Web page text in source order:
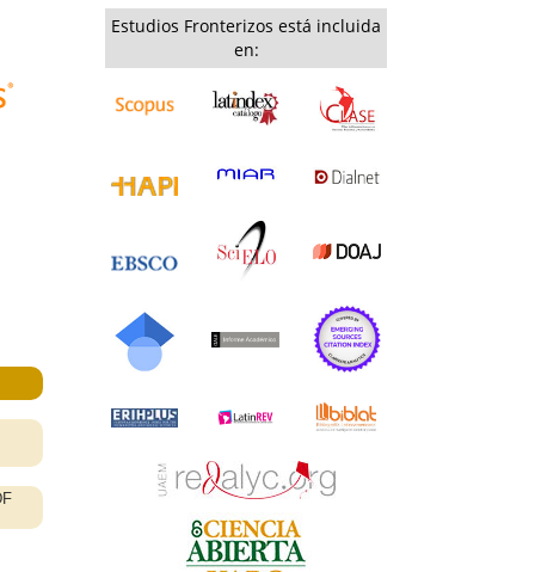
Estudios Fronterizos está incluida
en: